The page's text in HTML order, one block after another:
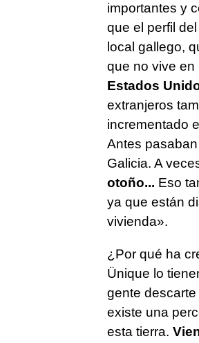
importantes y
que el perfil
local gallego,
que no vive en
Estados
extranjeros
incrementado
Antes
Galicia. A
otoño... Eso
ya que están
vivienda».
¿Por qué ha
Ünique lo
gente
existe una
esta tierra.